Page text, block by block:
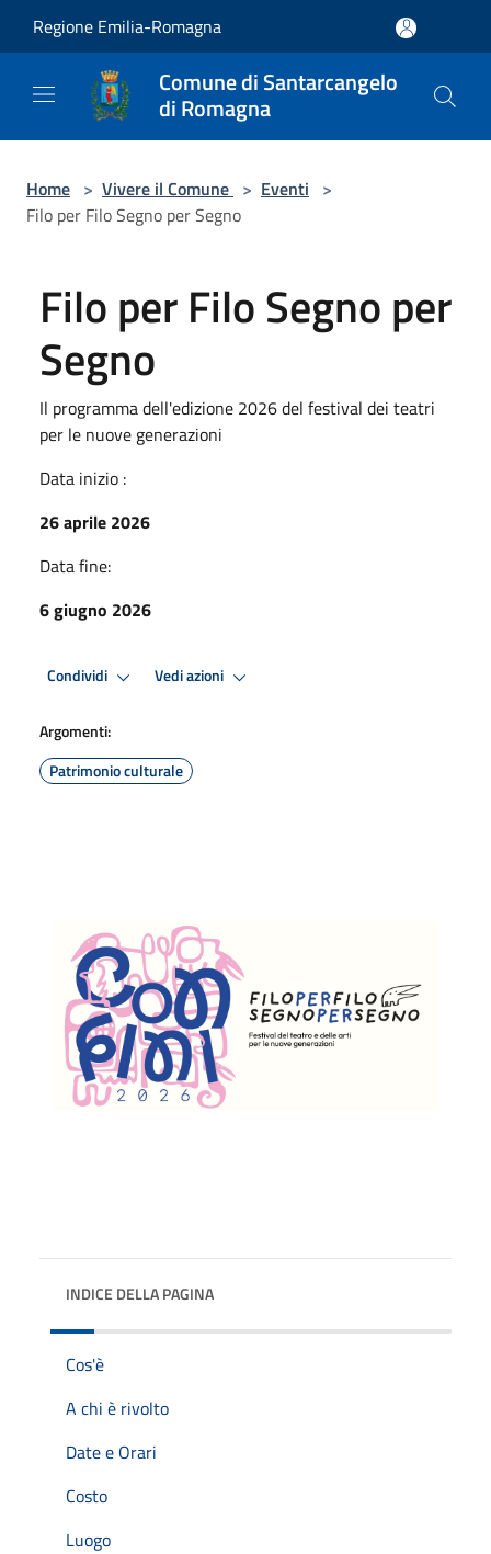
Regione Emilia-Romagna
Comune di Santarcangelo
di Romagna
Home > Vivere il Comune > Eventi >
Filo per Filo Segno per Segno
Filo per Filo Segno per
Segno
Il programma dell'edizione 2026 del festival dei teatri
per le nuove generazioni
Data inizio :
26 aprile 2026
Data fine:
6 giugno 2026
Condividi Vedi azioni
Argomenti:
Patrimonio culturale
INDICE DELLA PAGINA
Cos'è
A chi è rivolto
Date e Orari
Costo
Luogo